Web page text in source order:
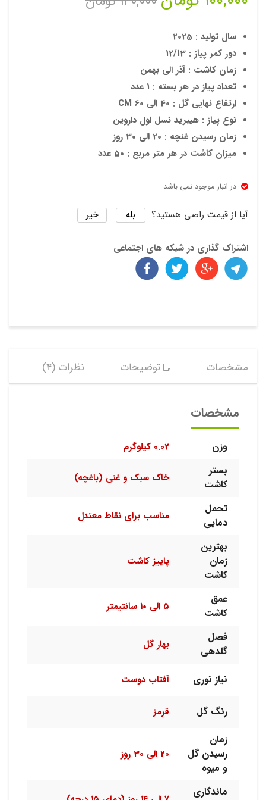
سال تولید : 2025
دور کمر پیاز : 12/13
زمان کاشت : آذر الی بهمن
تعداد پیاز در هر بسته : 1 عدد
ارتفاع نهایی گل : 40 الی 60 CM
نوع پیاز : هیبرید نسل اول داروین
زمان رسیدن غنچه : 20 الی 30 روز
میزان کاشت در هر متر مربع : 50 عدد
در انبار موجود نمی باشد
آیا از قیمت راضی هستید؟ بله خیر
اشتراک گذاری در شبکه های اجتماعی
مشخصات توضیحات نظرات (4)
مشخصات
وزن 0.02 کیلوگرم
بستر
کاشت
خاک سبک و غنی (باغچه)
تحمل
دمایی
مناسب برای نقاط معتدل
بهترین
زمان
کاشت
پاییز کاشت
عمق
کاشت
۵ الی ۱۰ سانتیمتر
فصل
گلدهی
بهار گل
نیاز نوری آفتاب دوست
رنگ گل قرمز
زمان
رسیدن گل
و میوه
20 الی 30 روز
ماندگاری